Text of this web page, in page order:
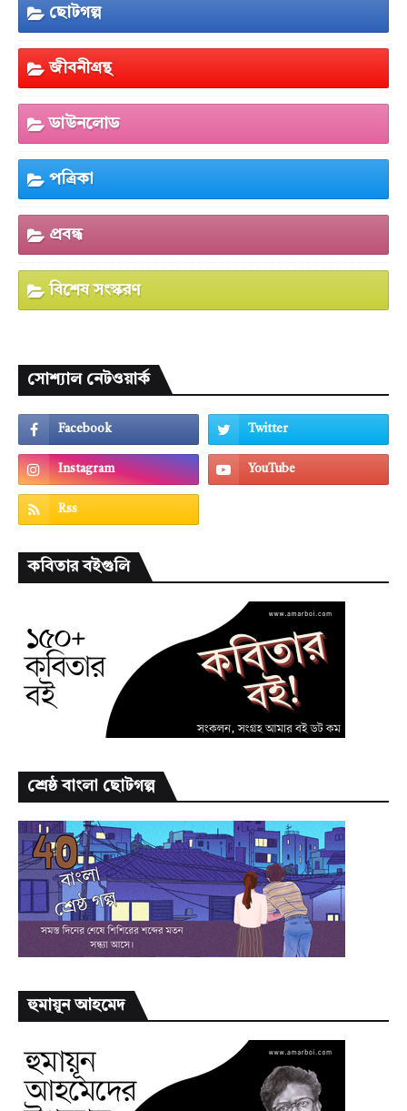
ছোটগল্প
জীবনীগ্রন্থ
ডাউনলোড
পত্রিকা
প্রবন্ধ
বিশেষ সংস্করণ
সোশ্যাল নেটওয়ার্ক
কবিতার বইগুলি
শ্রেষ্ঠ বাংলা ছোটগল্প
হুমায়ূন আহমেদ